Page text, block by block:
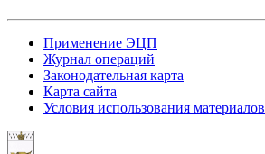
Применение ЭЦП
Журнал операций
Законодательная карта
Карта сайта
Условия использования материалов